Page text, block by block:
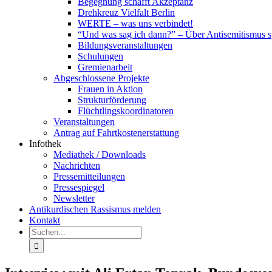
Drehkreuz Vielfalt Berlin
WERTE – was uns verbindet!
“Und was sag ich dann?” – Über Antisemitismus
Bildungsveranstaltungen
Schulungen
Gremienarbeit
Abgeschlossene Projekte
Frauen in Aktion
Strukturförderung
Flüchtlingskoordinatoren
Veranstaltungen
Antrag auf Fahrtkostenerstattung
Infothek
Mediathek / Downloads
Nachrichten
Pressemitteilungen
Pressespiegel
Newsletter
Antikurdischen Rassismus melden
Kontakt
Suche
nach: